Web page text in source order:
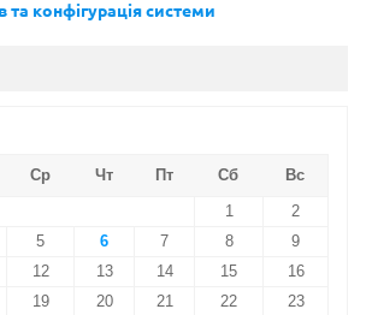
та конфігурація системи
Ср Чт Пт Сб
Вс
1
2
5 6 7 8
9
12 13 14 15
16
19 20 21 22
23